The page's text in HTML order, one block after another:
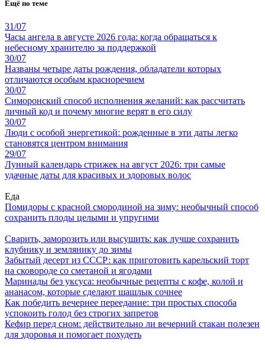
Ещё по теме
31/07
Часы ангела в августе 2026 года: когда обращаться к
небесному хранителю за поддержкой
30/07
Названы четыре даты рождения, обладатели которых
отличаются особым красноречием
30/07
Симоронский способ исполнения желаний: как рассчитать
личный код и почему многие верят в его силу
30/07
Люди с особой энергетикой: рожденные в эти даты легко
становятся центром внимания
29/07
Лунный календарь стрижек на август 2026: три самые
удачные даты для красивых и здоровых волос
Еда
Помидоры с красной смородиной на зиму: необычный способ
сохранить плоды целыми и упругими
Сварить, заморозить или высушить: как лучше сохранить
клубнику и землянику до зимы
Забытый десерт из СССР: как приготовить карельский торт
на сковороде со сметаной и ягодами
Маринады без уксуса: необычные рецепты с кофе, колой и
ананасом, которые сделают шашлык сочнее
Как победить вечернее переедание: три простых способа
успокоить голод без строгих запретов
Кефир перед сном: действительно ли вечерний стакан полезен
для здоровья и помогает похудеть